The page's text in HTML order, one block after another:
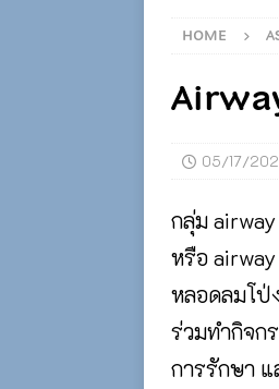
HOME
05/17/
กลุ่ม
หรือ
หลอดลมโป่
ร่วมทำกิจก
การรักษา